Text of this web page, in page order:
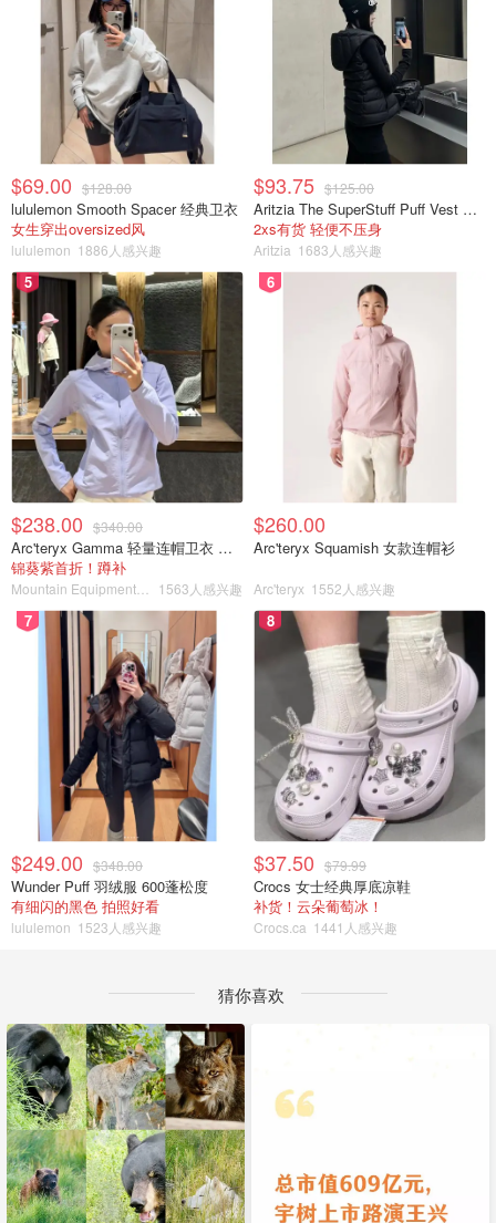
$69.00 $128.00
lululemon Smooth Spacer 经典卫衣
女生穿出oversized风
lululemon 1886人感兴趣
$93.75 $125.00
Aritzia The SuperStuff Puff Vest 轻盈亮面马甲
2xs有货 轻便不压身
Aritzia 1683人感兴趣
5
$238.00 $340.00
Arc'teryx Gamma 轻量连帽卫衣 女款
锦葵紫首折！蹲补
1563人感兴趣
6
$260.00
Arc'teryx Squamish 女款连帽衫
Arc'teryx 1552人感兴趣
7
$249.00 $348.00
Wunder Puff 羽绒服 600蓬松度
有细闪的黑色 拍照好看
lululemon 1523人感兴趣
8
$37.50 $79.99
Crocs 女士经典厚底凉鞋
补货！云朵葡萄冰！
Crocs.ca 1441人感兴趣
猜你喜欢